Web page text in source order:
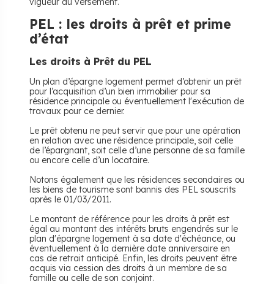
PEL : les droits à prêt et prime
d’état
Les droits à Prêt du PEL
Un plan d’épargne logement permet d’obtenir un prêt
pour l’acquisition d’un bien immobilier pour sa
résidence principale ou éventuellement l'exécution de
travaux pour ce dernier.
Le prêt obtenu ne peut servir que pour une opération
en relation avec une résidence principale, soit celle
de l’épargnant, soit celle d’une personne de sa famille
ou encore celle d’un locataire.
Notons également que les résidences secondaires ou
les biens de tourisme sont bannis des PEL souscrits
après le 01/03/2011.
Le montant de référence pour les droits à prêt est
égal au montant des intérêts bruts engendrés sur le
plan d'épargne logement à sa date d'échéance, ou
éventuellement à la dernière date anniversaire en
cas de retrait anticipé. Enfin, les droits peuvent être
acquis via cession des droits à un membre de sa
famille ou celle de son conjoint.